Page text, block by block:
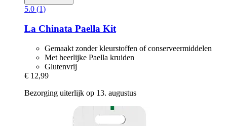
5.0 (1)
La Chinata Paella Kit
Gemaakt zonder kleurstoffen of conserveermiddelen
Met heerlijke Paella kruiden
Glutenvrij
€ 12,99
Bezorging uiterlijk op 13. augustus